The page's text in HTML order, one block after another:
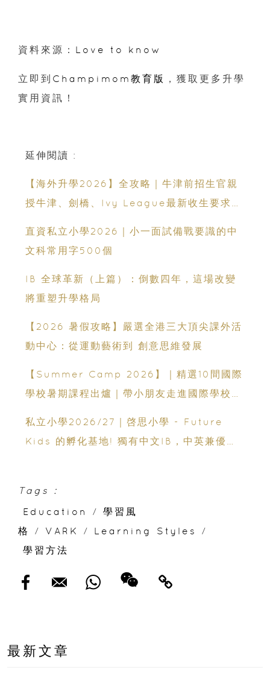
資料來源： Love to know
立即到 Champimom教育版
，獲取更多升學
實用資訊！
延伸閱讀 :
【海外升學2026】全攻略｜牛津前招生官親
授牛津、劍橋、Ivy League最新收生要求｜
直資私立小學2026｜小一面試備戰要識的中
文科常用字500個
IB 全球革新（上篇）：倒數四年，這場改變
將重塑升學格局
【2026 暑假攻略】嚴選全港三大頂尖課外活
動中心：從運動藝術到 創意思維發展
【Summer Camp 2026】｜精選10間國際
學校暑期課程出爐｜帶小朋友走進國際學校上
私立小學2026/27｜啓思小學 - Future
Kids 的孵化基地! 獨有中文IB，中英兼優，
Tags :
Education
/
學習風
格
/ VARK / Learning Styles
/
學習方法
最新文章